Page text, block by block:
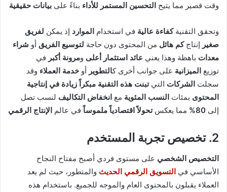
وقت قصير مما يتيح التحسين المستمر للأداء بناءً على بيانات حقيقية
وتحقق التقنيةكفاءة عالية في استخدام الموارد إذ يمكن لفريق
صغير إنتاجكم هائل من المحتوى دون حاجة لتوسيع الفريق أو شراء
معدات باهظة وهذا يعني عائد استثمار أعلى ومرونة أكبر في
توزيع الميزانية على جوانب أخرى كالتطوير أو خدمة العملاء وقد
سجلت الشركات التيتبنت هذه التقنية مبكراً
زيادة في إنتاجية
المحتوى بمئات النسب المئوية مع انخفاض التكاليف لنسب تصل
إلى 80% مما يعكستحولاً اقتصادياً ملموساً في عالم الإنتاج الرقمي
2. تخصيص تجربة المستخدم
التخصيص الشخصي على مستوى فردي أصبح مفتاح النجاح
الأساسي في التسويق الرقمي الحديث والمتطور، حيث لم يعد
العملاء يقبلون بالمحتوى العام والموجه للجميع. باستخدام هذه